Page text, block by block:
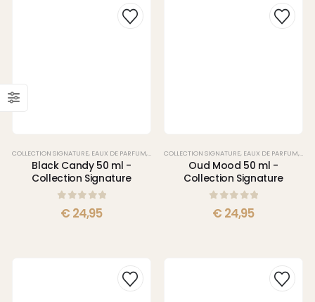
COLLECTION SIGNATURE, EAUX DE PARFUM, PARFUMS
Black Candy 50 ml -
Collection Signature
sur 5
€ 24,95
COLLECTION SIGNATURE, EAUX DE PARFUM,
Oud Mood 50 ml -
Collection Signature
sur 5
€ 24,95